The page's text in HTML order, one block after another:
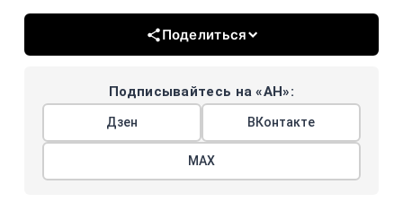
Поделиться
Подписывайтесь на «АН»:
Дзен ВКонтакте
МАХ